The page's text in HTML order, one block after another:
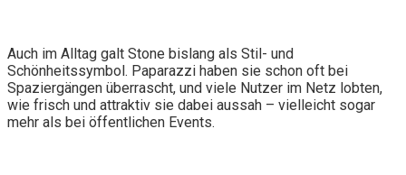
Auch im Alltag galt Stone bislang als Stil- und
Schönheitssymbol. Paparazzi haben sie schon oft bei
Spaziergängen überrascht, und viele Nutzer im Netz lobten,
wie frisch und attraktiv sie dabei aussah – vielleicht sogar
mehr als bei öffentlichen Events.